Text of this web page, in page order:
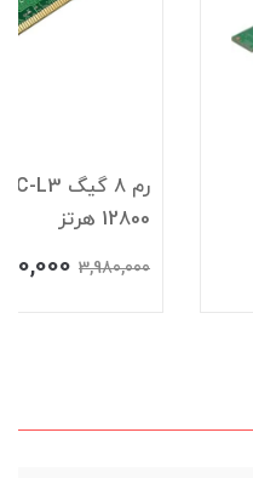
12800 هرتز
3,980,000